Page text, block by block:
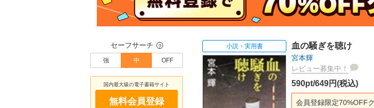
セーフサーチ ？
強 中 OFF
国内最大級の電子書籍サイト
無料会員登録
小説・実用書 血の騒ぎを聴け
宮本輝
レビュー募集中！
590pt/649円(税込)
会員登録限定70%OFF